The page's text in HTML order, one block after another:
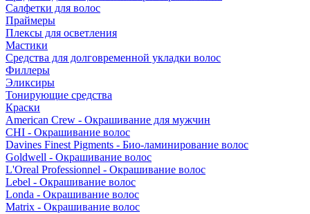
Салфетки для волос
Праймеры
Плексы для осветления
Мастики
Средства для долговременной укладки волос
Филлеры
Эликсиры
Тонирующие средства
Краски
American Crew - Окрашивание для мужчин
CHI - Окрашивание волос
Davines Finest Pigments - Био-ламинирование волос
Goldwell - Окрашивание волос
L'Oreal Professionnel - Окрашивание волос
Lebel - Окрашивание волос
Londa - Окрашивание волос
Matrix - Окрашивание волос